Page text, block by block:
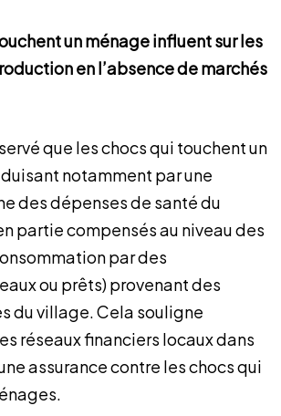
un ménage influent sur les
en l’absence de marchés
que les chocs qui touchent un
notamment par une
des dépenses de santé du
partie compensés au niveau des
par des
ou prêts) provenant des
du village. Cela souligne
réseaux financiers locaux dans
assurance contre les chocs qui